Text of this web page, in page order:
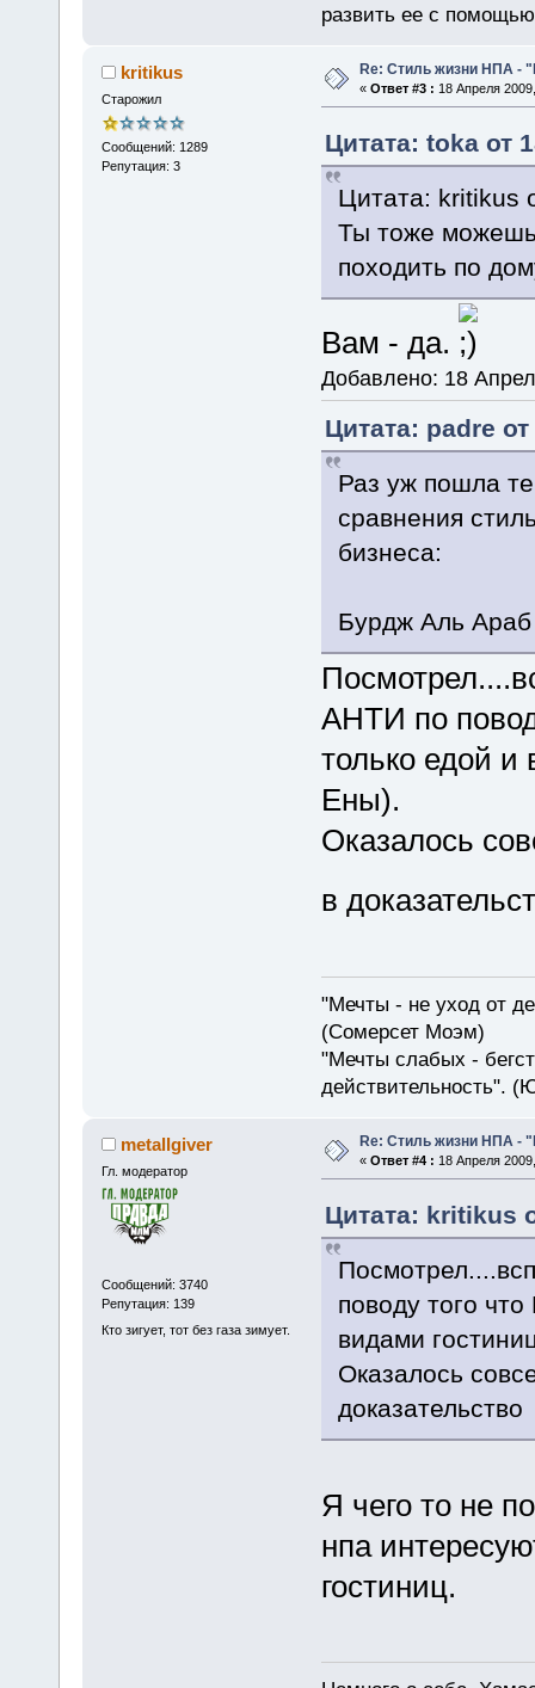
развить ее с
kritikus
Старожил
Сообщений: 1289
Репутация: 3
Re: Стиль жизни НПА -
« Ответ #3 : 18 Апреля
Цитата: toka от
Цитата: kritikus
Ты тоже можешь
походить по
Вам - да.
Добавлено: 18
Цитата: padre
Раз уж пошла
сравнения
бизнеса:
Бурдж Аль
АНТИ по
только едой и
Ены).
Оказалось
в
"Мечты - не уход от
(Сомерсет Моэм)
"Мечты слабых -
действительность".
metallgiver
Гл. модератор
Сообщений: 3740
Репутация: 139
Кто зигует, тот без газа зимует.
Re: Стиль жизни НПА -
« Ответ #4 : 18 Апреля
Цитата: kritikus
поводу того
видами
Оказалось
доказательство
Я чего то не
нпа
гостиниц.